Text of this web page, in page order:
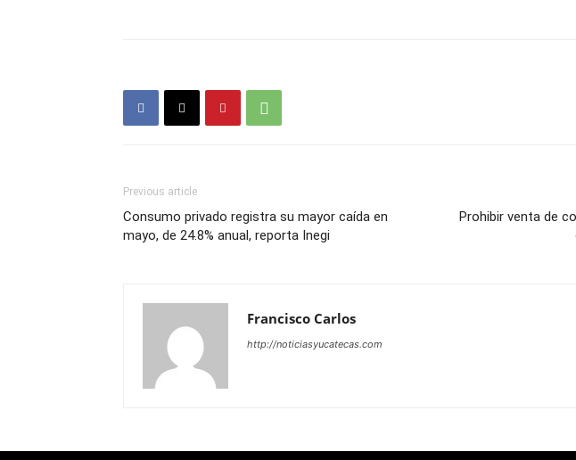
Previous article
Consumo privado registra su mayor caída en
mayo, de 24.8% anual, reporta Inegi
Prohibir venta de
Francisco Carlos
http://noticiasyucatecas.com